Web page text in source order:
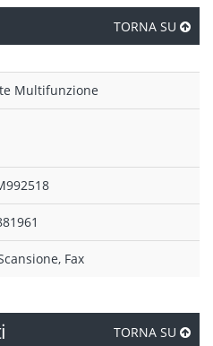
TORNA SU
Multifunzione
Fax
TORNA SU